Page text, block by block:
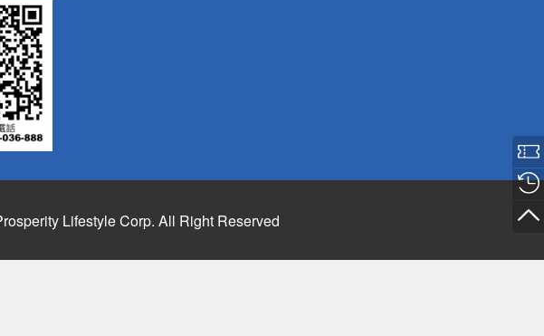
Lifestyle Corp. All Right Reserved